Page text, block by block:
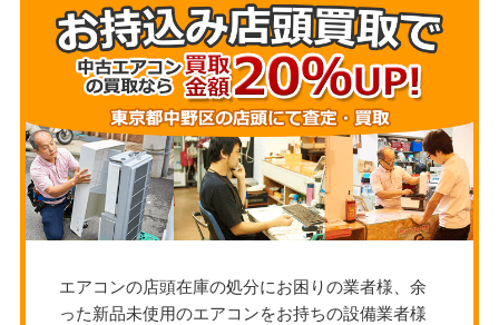
エアコンの店頭在庫の処分にお困りの業者様、余
った新品未使用のエアコンをお持ちの設備業者様